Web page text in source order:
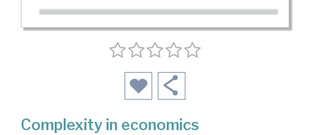
Complexity in economics